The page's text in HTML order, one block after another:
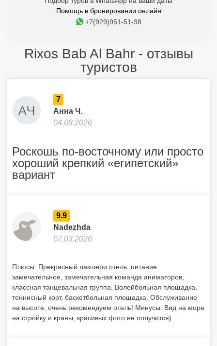
Помощь в бронировании онлайн
+7(929)951-51-38
Rixos Bab Al Bahr - отзывы
туристов
7
Анна Ч.
04.08.2026
Роскошь по-восточному или просто
хороший крепкий «египетский»
вариант
9.9
Nadezhda
07.03.2026
Плюсы: Прекрасный лакшери отель, питание
замечательное, замечательная команда аниматоров,
классная танцевальная группа. Волейбольная площадка,
теннисный корт, баскетбольная площадка. Обслуживание
на высоте, очень рекомендуем отель! Минусы: Вид на море
на стройку и краны, красивых фото не получится)